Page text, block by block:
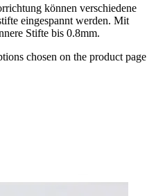
können verschiedene
eingespannt werden. Mit
Stifte bis 0.8mm.
chosen on the product page